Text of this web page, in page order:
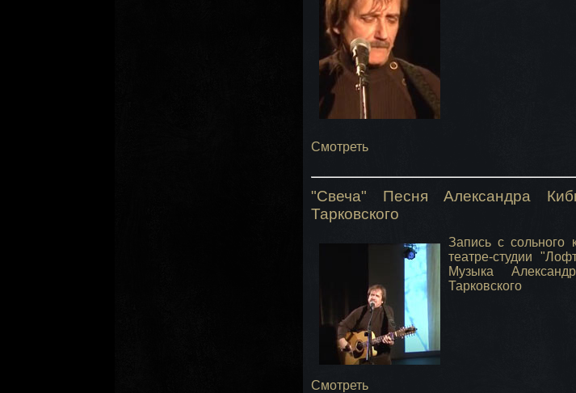
Смотреть
"Свеча" Песня Александра
Тарковского
Запись с сольного
театре-студии
Музыка
Тарковского
Смотреть